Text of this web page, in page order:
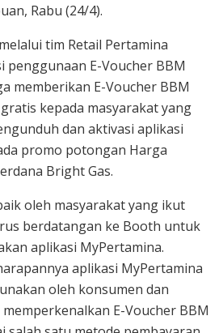
Rabu (24/4).
tim Retail Pertamina
penggunaan E-Voucher BBM
memberikan E-Voucher BBM
kepada masyarakat yang
dan aktivasi aplikasi
promo potongan Harga
Bright Gas.
oleh masyarakat yang ikut
berdatangan ke Booth untuk
aplikasi MyPertamina.
aplikasi MyPertamina
oleh konsumen dan
E-Voucher BBM